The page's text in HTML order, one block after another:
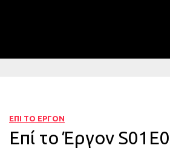
ΕΠΙ ΤΟ ΕΡΓΟΝ
Επί το Έργον